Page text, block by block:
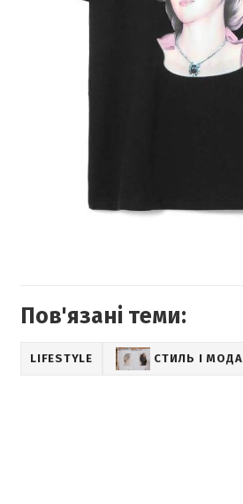
Пов'язані теми:
LIFESTYLE СТИЛЬ І МОДА